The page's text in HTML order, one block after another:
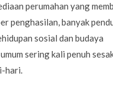
perumahan yang
penghasilan, banyak
sosial dan budaya
sering kali penuh
hari.